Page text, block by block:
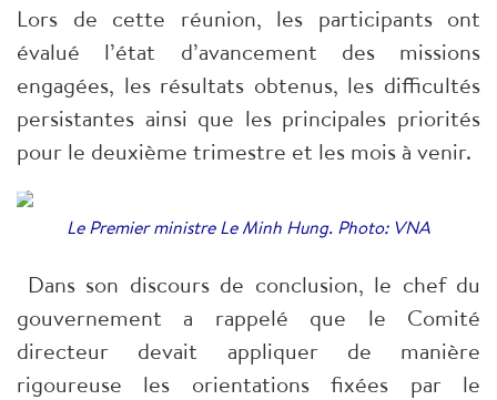
Lors de cette réunion, les participants ont
évalué l’état d’avancement des missions
engagées, les résultats obtenus, les difficultés
persistantes ainsi que les principales priorités
pour le deuxième trimestre et les mois à venir.
Le Premier ministre Le Minh Hung. Photo: VNA
Dans son discours de conclusion, le chef du
gouvernement a rappelé que le Comité
directeur devait appliquer de manière
rigoureuse les orientations fixées par le